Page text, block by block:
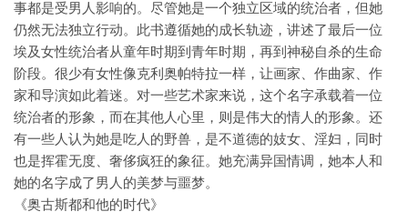
事都是受男人影响的。尽管她是一个独立区域的统治者，但她
仍然无法独立行动。此书遵循她的成长轨迹，讲述了最后一位
埃及女性统治者从童年时期到青年时期，再到神秘自杀的生命
阶段。很少有女性像克利奥帕特拉一样，让画家、作曲家、作
家和导演如此着迷。对一些艺术家来说，这个名字承载着一位
统治者的形象，而在其他人心里，则是伟大的情人的形象。还
有一些人认为她是吃人的野兽，是不道德的妓女、淫妇，同时
也是挥霍无度、奢侈疯狂的象征。她充满异国情调，她本人和
她的名字成了男人的美梦与噩梦。
《奥古斯都和他的时代》